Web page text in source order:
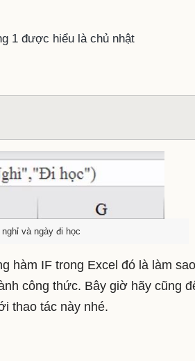
1 được hiểu là chủ nhật
và ngày đi học
hàm IF trong Excel đó là làm
công thức. Bây giờ hãy cũng
thao tác này nhé.